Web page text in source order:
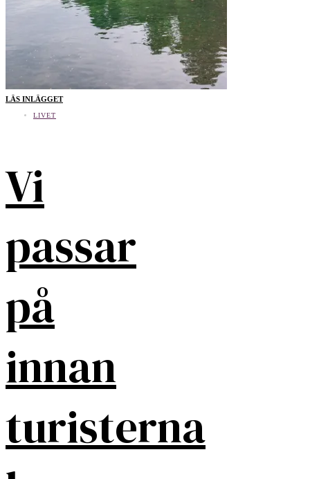
LÄS INLÄGGET
LIVET
Vi
passar
på
innan
turisterna